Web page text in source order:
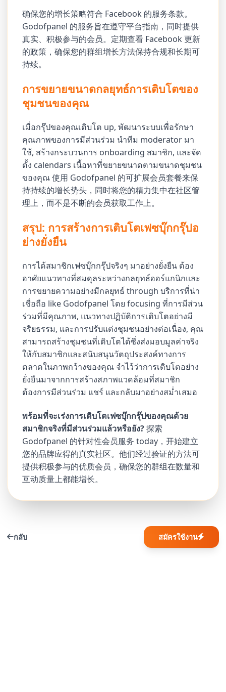
确保您的增长策略符合 Facebook 的服务条款。
Godofpanel 的服务旨在遵守平台指南，同时提供
真实、积极参与的会员。定期查看 Facebook 更新
的政策，确保您的群组增长方法保持合规和长期可
持续。
การขยายขนาดกลยุทธ์การเติบโตของ
ชุมชนของคุณ
เมื่อกรุ๊ปของคุณเติบโต up, พัฒนาระบบเพื่อรักษา
คุณภาพของการมีส่วนร่วม นำทีม moderator มา
ใช้, สร้างกระบวนการ onboarding สมาชิก, และจัด
ตั้ง calendars เนื้อหาที่ขยายขนาดตามขนาดชุมชน
ของคุณ 使用 Godofpanel 的可扩展会员套餐来保
持持续的增长势头，同时将您的精力集中在社区管
理上，而不是不断的会员获取工作上。
สรุป: การสร้างการเติบโตเฟซบุ๊กกรุ๊ปอ
ย่างยั่งยืน
การได้สมาชิกเฟซบุ๊กกรุ๊ปจริงๆ มาอย่างยั่งยืน ต้อง
อาศัยแนวทางที่สมดุลระหว่างกลยุทธ์ออร์แกนิกและ
การขยายความอย่างมีกลยุทธ์ through บริการที่น่า
เชื่อถือ like Godofpanel โดย focusing ที่การมีส่วน
ร่วมที่มีคุณภาพ, แนวทางปฏิบัติการเติบโตอย่างมี
จริยธรรม, และการปรับแต่งชุมชนอย่างต่อเนื่อง, คุณ
สามารถสร้างชุมชนที่เติบโตได้ซึ่งส่งมอบมูลค่าจริง
ให้กับสมาชิกและสนับสนุนวัตถุประสงค์ทางการ
ตลาดในภาพกว้างของคุณ จำไว้ว่าการเติบโตอย่าง
ยั่งยืนมาจากการสร้างสภาพแวดล้อมที่สมาชิก
ต้องการมีส่วนร่วม แชร์ และกลับมาอย่างสม่ำเสมอ
พร้อมที่จะเร่งการเติบโตเฟซบุ๊กกรุ๊ปของคุณด้วย
สมาชิกจริงที่มีส่วนร่วมแล้วหรือยัง?探索
Godofpanel 的针对性会员服务 today，开始建立
您的品牌应得的真实社区。他们经过验证的方法可
提供积极参与的优质会员，确保您的群组在数量和
互动质量上都能增长。
กลับ สมัครใช้งาน